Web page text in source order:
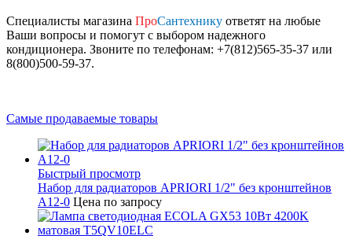
Специалисты магазина ПроСантехнику ответят на любые
Ваши вопросы и помогут с выбором надежного
кондиционера. Звоните по телефонам: +7(812)565-35-37 или
8(800)500-59-37.
Самые продаваемые товары
Быстрый просмотр
Набор для радиаторов APRIORI 1/2" без кронштейнов
A12-0 Цена по запросу